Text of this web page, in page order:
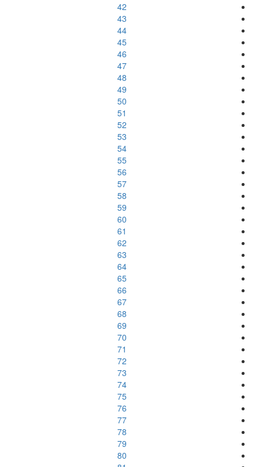
42
43
44
45
46
47
48
49
50
51
52
53
54
55
56
57
58
59
60
61
62
63
64
65
66
67
68
69
70
71
72
73
74
75
76
77
78
79
80